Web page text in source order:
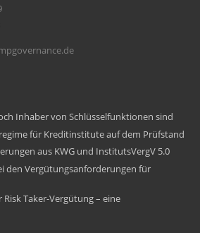
Inhaber von Schlüsselfunktionen sind
für Kreditinstitute auf dem Prüfstand
aus KWG und InstitutsVergV 5.0
den Vergütungsanforderungen für
Taker-Vergütung – eine